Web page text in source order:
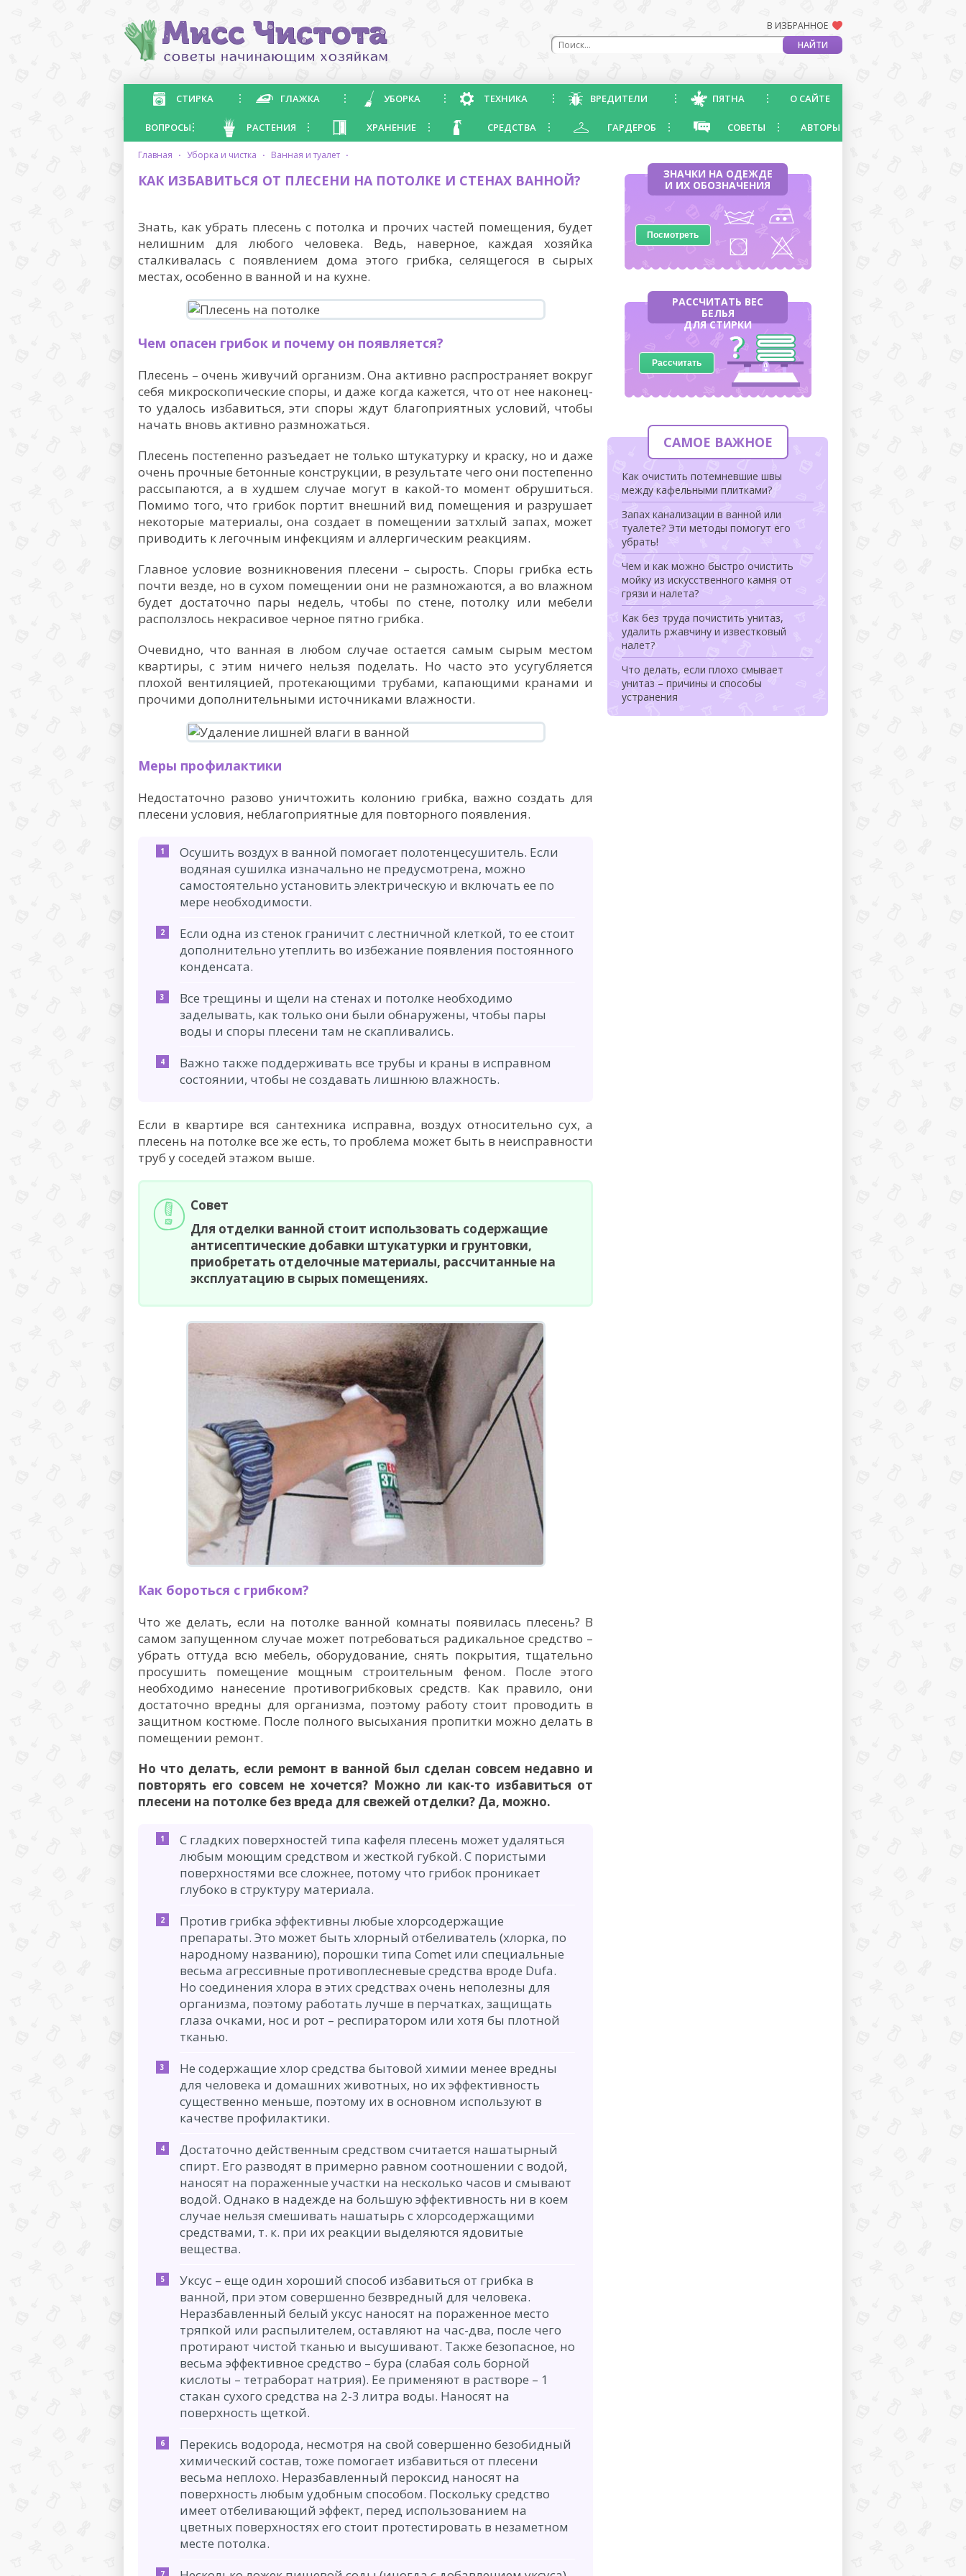
В ИЗБРАННОЕ
СТИРКА ГЛАЖКА УБОРКА ТЕХНИКА ВРЕДИТЕЛИ ПЯТНА О САЙТЕ
ВОПРОСЫ РАСТЕНИЯ ХРАНЕНИЕ СРЕДСТВА ГАРДЕРОБ СОВЕТЫ АВТОРЫ
главная · уборка и чистка · ванная и туалет ·
КАК ИЗБАВИТЬСЯ ОТ ПЛЕСЕНИ НА ПОТОЛКЕ И СТЕНАХ ВАННОЙ?
Знать, как убрать плесень с потолка и прочих частей помещения, будет
нелишним для любого человека. Ведь, наверное, каждая хозяйка
сталкивалась с появлением дома этого грибка, селящегося в сырых
местах, особенно в ванной и на кухне.
Чем опасен грибок и почему он появляется?
Плесень – очень живучий организм. Она активно распространяет вокруг
себя микроскопические споры, и даже когда кажется, что от нее наконец-
то удалось избавиться, эти споры ждут благоприятных условий, чтобы
начать вновь активно размножаться.
Плесень постепенно разъедает не только штукатурку и краску, но и даже
очень прочные бетонные конструкции, в результате чего они постепенно
рассыпаются, а в худшем случае могут в какой-то момент обрушиться.
Помимо того, что грибок портит внешний вид помещения и разрушает
некоторые материалы, она создает в помещении затхлый запах, может
приводить к легочным инфекциям и аллергическим реакциям.
Главное условие возникновения плесени – сырость. Споры грибка есть
почти везде, но в сухом помещении они не размножаются, а во влажном
будет достаточно пары недель, чтобы по стене, потолку или мебели
расползлось некрасивое черное пятно грибка.
Очевидно, что ванная в любом случае остается самым сырым местом
квартиры, с этим ничего нельзя поделать. Но часто это усугубляется
плохой вентиляцией, протекающими трубами, капающими кранами и
прочими дополнительными источниками влажности.
Меры профилактики
Недостаточно разово уничтожить колонию грибка, важно создать для
плесени условия, неблагоприятные для повторного появления.
Осушить воздух в ванной помогает полотенцесушитель. Если
водяная сушилка изначально не предусмотрена, можно
самостоятельно установить электрическую и включать ее по
мере необходимости.
Если одна из стенок граничит с лестничной клеткой, то ее стоит
дополнительно утеплить во избежание появления постоянного
конденсата.
Все трещины и щели на стенах и потолке необходимо
заделывать, как только они были обнаружены, чтобы пары
воды и споры плесени там не скапливались.
Важно также поддерживать все трубы и краны в исправном
состоянии, чтобы не создавать лишнюю влажность.
Если в квартире вся сантехника исправна, воздух относительно сух, а
плесень на потолке все же есть, то проблема может быть в неисправности
труб у соседей этажом выше.
Совет
Для отделки ванной стоит использовать содержащие
антисептические добавки штукатурки и грунтовки,
приобретать отделочные материалы, рассчитанные на
эксплуатацию в сырых помещениях.
Как бороться с грибком?
Что же делать, если на потолке ванной комнаты появилась плесень? В
самом запущенном случае может потребоваться радикальное средство –
убрать оттуда всю мебель, оборудование, снять покрытия, тщательно
просушить помещение мощным строительным феном. После этого
необходимо нанесение противогрибковых средств. Как правило, они
достаточно вредны для организма, поэтому работу стоит проводить в
защитном костюме. После полного высыхания пропитки можно делать в
помещении ремонт.
Но что делать, если ремонт в ванной был сделан совсем недавно и
повторять его совсем не хочется? Можно ли как-то избавиться от
плесени на потолке без вреда для свежей отделки? Да, можно.
С гладких поверхностей типа кафеля плесень может удаляться
любым моющим средством и жесткой губкой. С пористыми
поверхностями все сложнее, потому что грибок проникает
глубоко в структуру материала.
Против грибка эффективны любые хлорсодержащие
препараты. Это может быть хлорный отбеливатель (хлорка, по
народному названию), порошки типа Comet или специальные
весьма агрессивные противоплесневые средства вроде Dufa.
Но соединения хлора в этих средствах очень неполезны для
организма, поэтому работать лучше в перчатках, защищать
глаза очками, нос и рот – респиратором или хотя бы плотной
тканью.
Не содержащие хлор средства бытовой химии менее вредны
для человека и домашних животных, но их эффективность
существенно меньше, поэтому их в основном используют в
качестве профилактики.
Достаточно действенным средством считается нашатырный
спирт. Его разводят в примерно равном соотношении с водой,
наносят на пораженные участки на несколько часов и смывают
водой. Однако в надежде на большую эффективность ни в коем
случае нельзя смешивать нашатырь с хлорсодержащими
средствами, т. к. при их реакции выделяются ядовитые
вещества.
Уксус – еще один хороший способ избавиться от грибка в
ванной, при этом совершенно безвредный для человека.
Неразбавленный белый уксус наносят на пораженное место
тряпкой или распылителем, оставляют на час-два, после чего
протирают чистой тканью и высушивают. Также безопасное, но
весьма эффективное средство – бура (слабая соль борной
кислоты – тетраборат натрия). Ее применяют в растворе – 1
стакан сухого средства на 2-3 литра воды. Наносят на
поверхность щеткой.
Перекись водорода, несмотря на свой совершенно безобидный
химический состав, тоже помогает избавиться от плесени
весьма неплохо. Неразбавленный пероксид наносят на
поверхность любым удобным способом. Поскольку средство
имеет отбеливающий эффект, перед использованием на
цветных поверхностях его стоит протестировать в незаметном
месте потолка.
ЗНАЧКИ НА ОДЕЖДЕ
И ИХ ОБОЗНАЧЕНИЯ
Посмотреть
РАССЧИТАТЬ ВЕС
БЕЛЬЯ
ДЛЯ СТИРКИ
Рассчитать
САМОЕ ВАЖНОЕ
Как очистить потемневшие швы
между кафельными плитками?
Запах канализации в ванной или
туалете? Эти методы помогут его
убрать!
Чем и как можно быстро очистить
мойку из искусственного камня от
грязи и налета?
Как без труда почистить унитаз,
удалить ржавчину и известковый
налет?
Что делать, если плохо смывает
унитаз – причины и способы
устранения